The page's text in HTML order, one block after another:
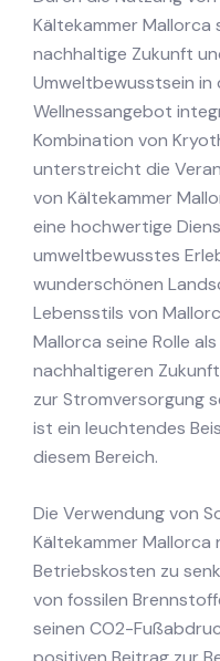
Kältekammer Mallorca
nachhaltige Zukunft
Umweltbewusstsein
Wellnessangebot
Kombination von
unterstreicht die
von Kältekammer
eine hochwertige
umweltbewusstes
wunderschönen
Lebensstils von
Mallorca seine Rolle
nachhaltigeren
zur Stromversorgung
ist ein leuchtendes
diesem Bereich.
Die Verwendung von
Kältekammer Mallorca
Betriebskosten zu
von fossilen
seinen CO2-